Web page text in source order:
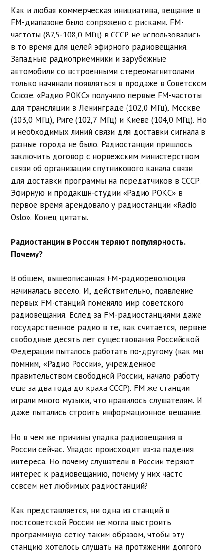
Как и любая коммерческая инициатива, вещание в
FM-диапазоне было сопряжено с рисками. FM-
частоты (87,5-108,0 МГц) в СССР не использовались
в то время для целей эфирного радиовещания.
Западные радиоприемники и зарубежные
автомобили со встроенными стереомагнитолами
только начинали появляться в продаже в Советском
Союзе. «Радио РОКС» получило первые FM-частоты
для трансляции в Ленинграде (102,0 МГц), Москве
(103,0 МГц), Риге (102,7 МГц) и Киеве (104,0 МГц). Но
и необходимых линий связи для доставки сигнала в
разные города не было. Радиостанции пришлось
заключить договор с норвежским министерством
связи об организации спутникового канала связи
для доставки программы на передатчиков в СССР.
Эфирную и продакшн-студии «Радио РОКС» в
первое время арендовало у радиостанции «Radio
Oslo». Конец цитаты.
Радиостанции в России теряют популярность.
Почему?
В общем, вышеописанная FM-радиореволюция
начиналась весело. И, действительно, появление
первых FM-станций поменяло мир советского
радиовещания. Вслед за FM-радиостанциями даже
государственное радио в те, как считается, первые
свободные десять лет существования Российской
Федерации пыталось работать по-другому (как мы
помним, «Радио России», учрежденное
правительством свободной России, начало работу
еще за два года до краха СССР). FM же станции
играли много музыки, что нравилось слушателям. И
даже пытались строить информационное вещание.
Но в чем же причины упадка радиовещания в
России сейчас. Упадок происходит из-за падения
интереса. Но почему слушатели в России теряют
интерес к радиовещанию, почему у них часто
совсем нет любимых радиостанций?
Как представляется, ни одна из станций в
постсоветской России не могла выстроить
программную сетку таким образом, чтобы эту
станцию хотелось слушать на протяжении долгого